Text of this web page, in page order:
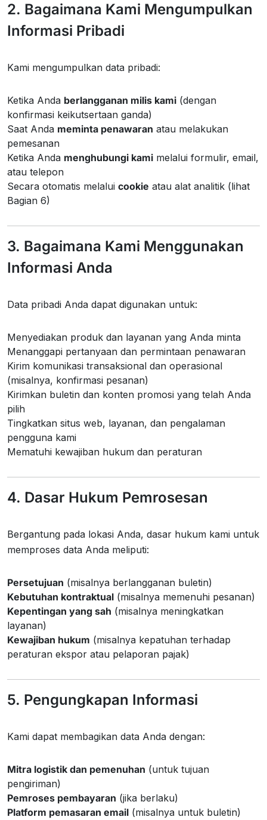
2. Bagaimana Kami Mengumpulkan
Informasi Pribadi
Kami mengumpulkan data pribadi:
Ketika Anda berlangganan milis kami (dengan
konfirmasi keikutsertaan ganda)
Saat Anda meminta penawaran atau melakukan
pemesanan
Ketika Anda menghubungi kami melalui formulir, email,
atau telepon
Secara otomatis melalui cookie atau alat analitik (lihat
Bagian 6)
3. Bagaimana Kami Menggunakan
Informasi Anda
Data pribadi Anda dapat digunakan untuk:
Menyediakan produk dan layanan yang Anda minta
Menanggapi pertanyaan dan permintaan penawaran
Kirim komunikasi transaksional dan operasional
(misalnya, konfirmasi pesanan)
Kirimkan buletin dan konten promosi yang telah Anda
pilih
Tingkatkan situs web, layanan, dan pengalaman
pengguna kami
Mematuhi kewajiban hukum dan peraturan
4. Dasar Hukum Pemrosesan
Bergantung pada lokasi Anda, dasar hukum kami untuk
memproses data Anda meliputi:
Persetujuan (misalnya berlangganan buletin)
Kebutuhan kontraktual (misalnya memenuhi pesanan)
Kepentingan yang sah (misalnya meningkatkan
layanan)
Kewajiban hukum (misalnya kepatuhan terhadap
peraturan ekspor atau pelaporan pajak)
5. Pengungkapan Informasi
Kami dapat membagikan data Anda dengan:
Mitra logistik dan pemenuhan (untuk tujuan
pengiriman)
Pemroses pembayaran (jika berlaku)
Platform pemasaran email (misalnya untuk buletin)